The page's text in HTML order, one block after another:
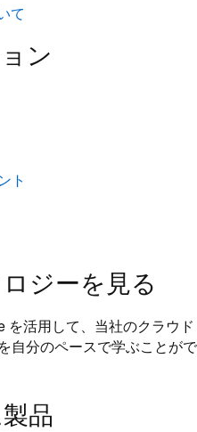
て
ン
ト
ジーを見る
活用して、当社のクラウド
自分のペースで学ぶことがで
品